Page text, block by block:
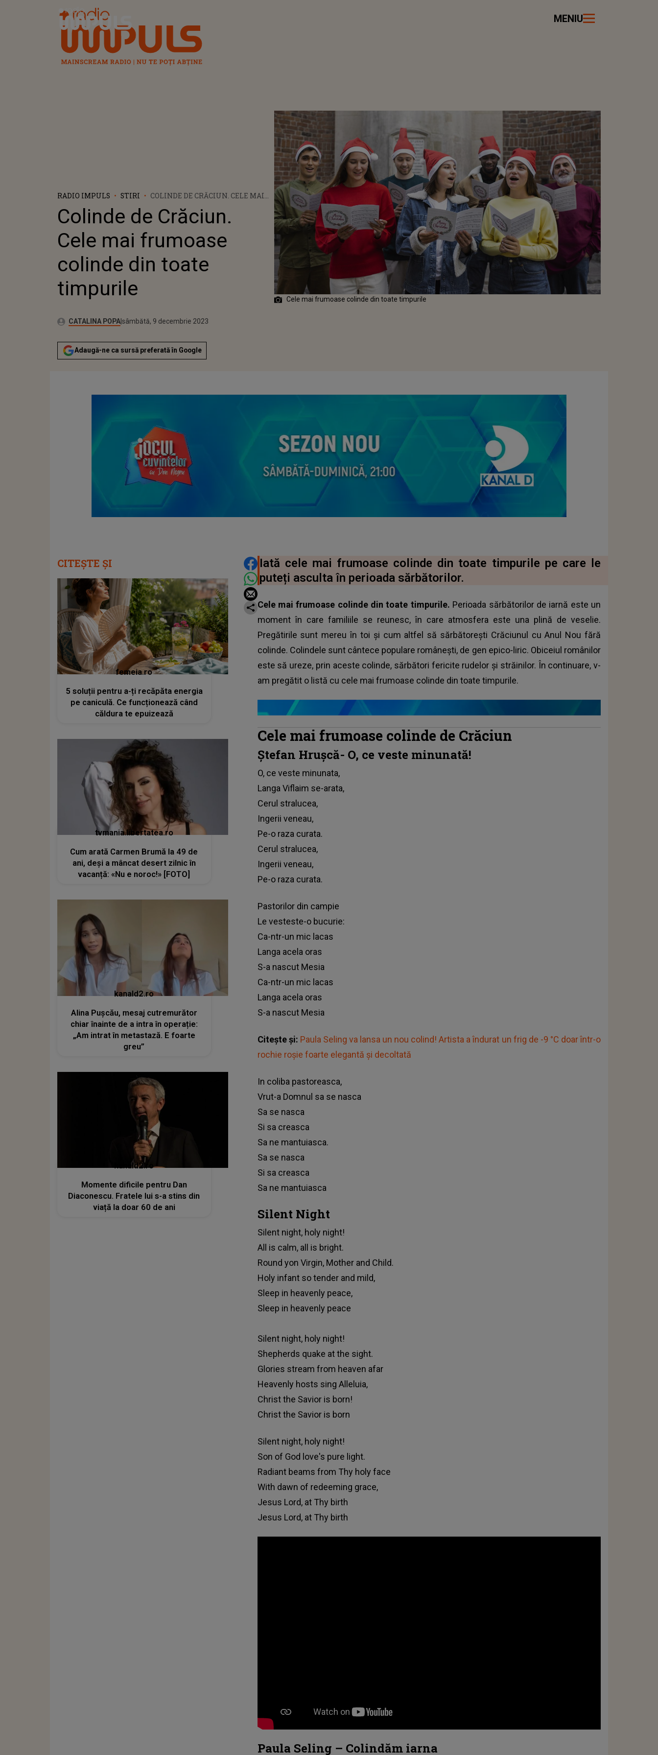
Radio Impuls MENIU
RADIO IMPULS STIRI
COLINDE DE CRĂCIUN. CELE MAI
TIMPURILE
Colinde de Crăciun.
Cele mai frumoase
colinde din toate
timpurile
Autor:CATALINA POPAPublicat:
vineri, 9 decembrie 2022
Actualizat:
sâmbătă, 9 decembrie 2023
Adaugă-ne ca sursă preferată în Google
Cele mai frumoase colinde din toate timpurile
DISTRIBUIE ARTICOLUL
Iată cele mai frumoase colinde din toate timpurile pe care le
puteți asculta în perioada sărbătorilor.
Cele mai frumoase colinde din toate timpurile. Perioada sărbătorilor de iarnă este un
moment în care familiile se reunesc, în care atmosfera este una plină de veselie.
Pregătirile sunt mereu în toi și cum altfel să sărbătorești Crăciunul cu Anul Nou fără
colinde. Colindele sunt cântece populare românești, de gen epico-liric. Obiceiul românilor
este să ureze, prin aceste colinde, sărbători fericite rudelor și străinilor. În continuare, v-
am pregătit o listă cu cele mai frumoase colinde din toate timpurile.
Cele mai frumoase colinde de Crăciun
Ștefan Hrușcă- O, ce veste minunată!
O, ce veste minunata,
Langa Viflaim se-arata,
Cerul stralucea,
Ingerii veneau,
Pe-o raza curata.
Cerul stralucea,
Ingerii veneau,
Pe-o raza curata.
Pastorilor din campie
Le vesteste-o bucurie:
Ca-ntr-un mic lacas
Langa acela oras
S-a nascut Mesia
Ca-ntr-un mic lacas
Langa acela oras
S-a nascut Mesia
Citește și: Paula Seling va lansa un nou colind! Artista a îndurat un frig de -9 °C doar într-o
rochie roșie foarte elegantă și decoltată
In coliba pastoreasca,
Vrut-a Domnul sa se nasca
Sa se nasca
Si sa creasca
Sa ne mantuiasca.
Sa se nasca
Si sa creasca
Sa ne mantuiasca
Silent Night
Silent night, holy night!
All is calm, all is bright.
Round yon Virgin, Mother and Child.
Holy infant so tender and mild,
Sleep in heavenly peace,
Sleep in heavenly peace
Silent night, holy night!
Shepherds quake at the sight.
Glories stream from heaven afar
Heavenly hosts sing Alleluia,
Christ the Savior is born!
Christ the Savior is born
Silent night, holy night!
Son of God love's pure light.
Radiant beams from Thy holy face
With dawn of redeeming grace,
Jesus Lord, at Thy birth
Jesus Lord, at Thy birth
Paula Seling – Colindăm iarna
CITEȘTE ȘI
femeia.ro
5 soluții pentru a-ți recăpăta energia
pe caniculă. Ce funcționează când
căldura te epuizează
tvmania.libertatea.ro
Cum arată Carmen Brumă la 49 de
ani, deși a mâncat desert zilnic în
vacanță: «Nu e noroc!» [FOTO]
kanald2.ro
Alina Pușcău, mesaj cutremurător
chiar înainte de a intra în operație:
„Am intrat în metastază. E foarte
greu”
kanald2.ro
Momente dificile pentru Dan
Diaconescu. Fratele lui s-a stins din
viață la doar 60 de ani